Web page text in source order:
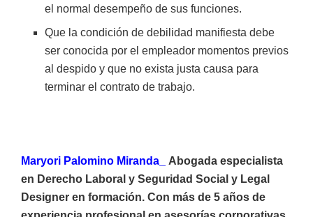
el normal desempeño de sus funciones.
Que la condición de debilidad manifiesta debe
ser conocida por el empleador momentos previos
al despido y que no exista justa causa para
terminar el contrato de trabajo.
Maryori Palomino Miranda_
Abogada especialista
en Derecho Laboral y Seguridad Social y Legal
Designer en formación. Con más de 5 años de